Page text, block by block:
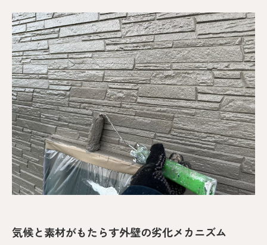
気候と素材がもたらす外壁の劣化メカニズム